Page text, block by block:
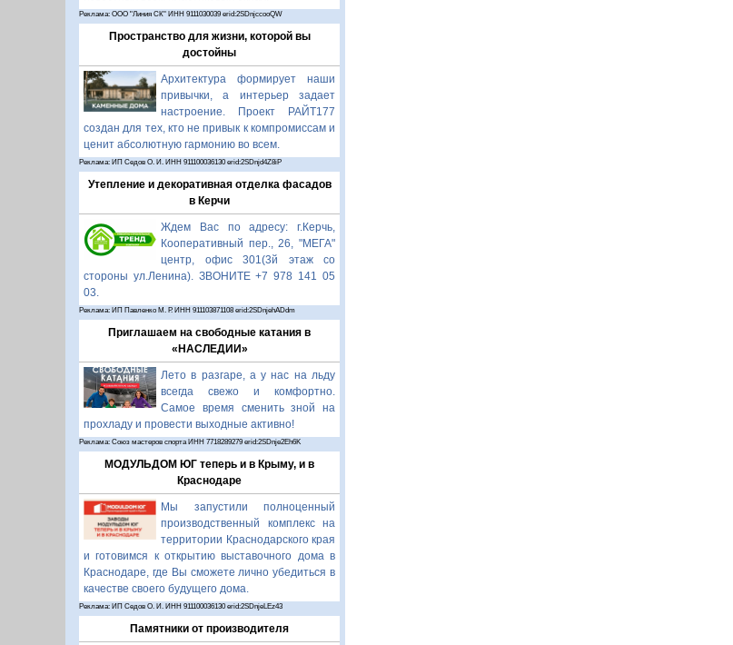
Реклама: ООО "Линия СК" ИНН 9111030039 erid:2SDnjccooQW
Пространство для жизни, которой вы
достойны
Архитектура формирует наши
привычки, а интерьер задает
настроение. Проект РАЙТ177
создан для тех, кто не привык к компромиссам и
ценит абсолютную гармонию во всем.
Реклама: ИП Седов О. И. ИНН 911100036130 erid:2SDnjd4Z8iP
Утепление и декоративная отделка фасадов
в Керчи
Ждем Вас по адресу: г.Керчь,
Кооперативный пер., 26, "МЕГА"
центр, офис 301(3й этаж со
стороны ул.Ленина). ЗВОНИТЕ +7 978 141 05
03.
Реклама: ИП Павленко М. Р. ИНН 911103871108 erid:2SDnjehADdm
Приглашаем на свободные катания в
«НАСЛЕДИИ»
Лето в разгаре, а у нас на льду
всегда свежо и комфортно.
Самое время сменить зной на
прохладу и провести выходные активно!
Реклама: Союз мастеров спорта ИНН 7718289279 erid:2SDnje2Eh6K
МОДУЛЬДОМ ЮГ теперь и в Крыму, и в
Краснодаре
Мы запустили полноценный
производственный комплекс на
территории Краснодарского края
и готовимся к открытию выставочного дома в
Краснодаре, где Вы сможете лично убедиться в
качестве своего будущего дома.
Реклама: ИП Седов О. И. ИНН 911100036130 erid:2SDnjeLEz43
Памятники от производителя